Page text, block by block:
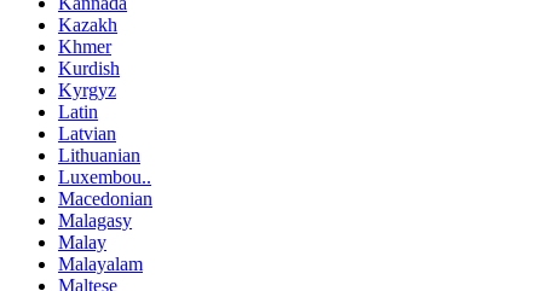
Kazakh
Khmer
Kurdish
Kyrgyz
Latin
Latvian
Lithuanian
Luxembou..
Macedonian
Malagasy
Malay
Malayalam
Maltese